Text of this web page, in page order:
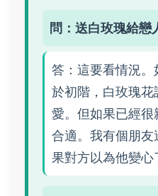
問：送白玫瑰給戀
答：這要看情況
於初階，白玫瑰
愛。但如果已經
合適。我有個朋
果對方以為他變心